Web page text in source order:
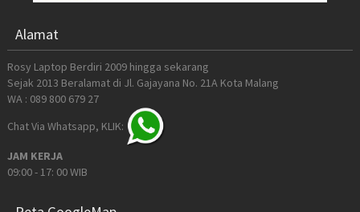
Alamat
Rosy Laptop Berdiri 2009 hingga sekarang
Sejak 2013 Beralamat di Jl. Gajayana No. 21A Kota Malang
WA : 089 800 679 27
Chat Via Whatsapp, KLIK:
JAM KERJA
09:00 - 17: 00 WIB